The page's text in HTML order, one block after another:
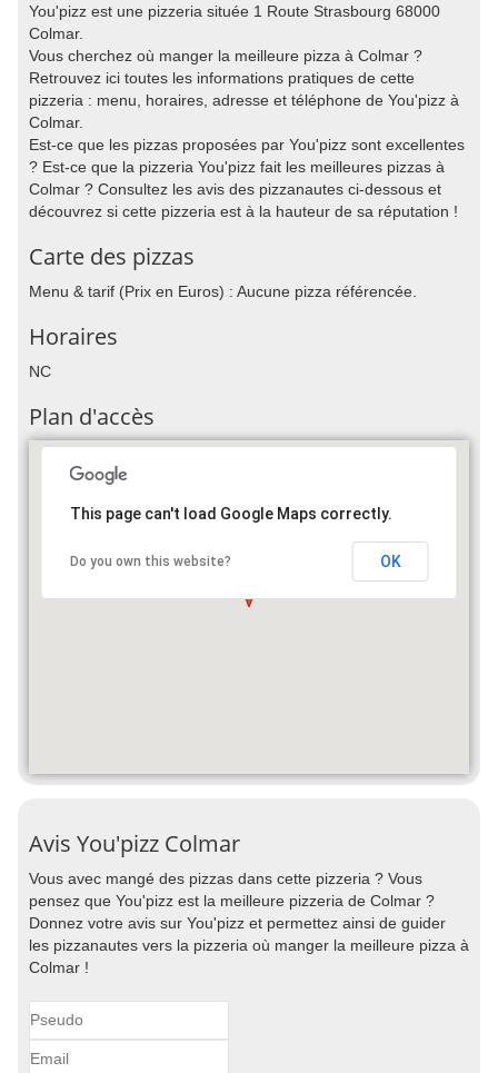
You'pizz est une pizzeria située 1 Route Strasbourg 68000
Colmar.
Vous cherchez où manger la meilleure pizza à Colmar ?
Retrouvez ici toutes les informations pratiques de cette
pizzeria : menu, horaires, adresse et téléphone de You'pizz à
Colmar.
Est-ce que les pizzas proposées par You'pizz sont excellentes
? Est-ce que la pizzeria You'pizz fait les meilleures pizzas à
Colmar ? Consultez les avis des pizzanautes ci-dessous et
découvrez si cette pizzeria est à la hauteur de sa réputation !
Carte des pizzas
Menu & tarif (Prix en Euros) : Aucune pizza référencée.
Horaires
NC
Plan d'accès
This page can't load Google Maps correctly.
Do you own this website? OK
Avis You'pizz Colmar
Vous avec mangé des pizzas dans cette pizzeria ? Vous
pensez que You'pizz est la meilleure pizzeria de Colmar ?
Donnez votre avis sur You'pizz et permettez ainsi de guider
les pizzanautes vers la pizzeria où manger la meilleure pizza à
Colmar !